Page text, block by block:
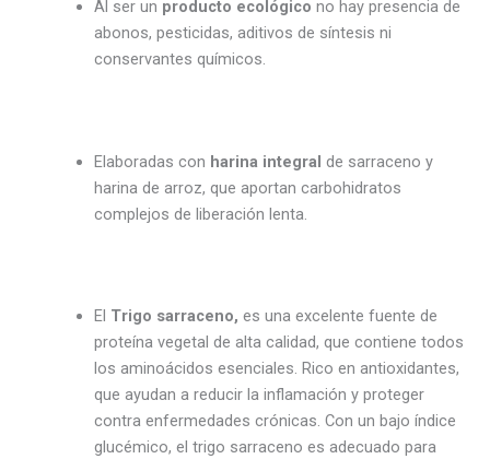
Al ser un producto ecológico no hay presencia de
abonos, pesticidas, aditivos de síntesis ni
conservantes químicos.
Elaboradas con harina integral de sarraceno y
harina de arroz, que aportan carbohidratos
complejos de liberación lenta.
El Trigo sarraceno, es una excelente fuente de
proteína vegetal de alta calidad, que contiene todos
los aminoácidos esenciales. Rico en antioxidantes,
que ayudan a reducir la inflamación y proteger
contra enfermedades crónicas. Con un bajo índice
glucémico, el trigo sarraceno es adecuado para